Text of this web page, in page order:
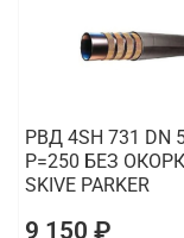
РВД 4SH 731 DN
P=250 БЕЗ
SKIVE PARKER
9 150 ₽